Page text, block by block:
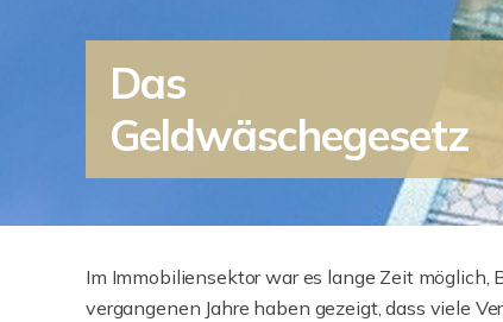
Das
Geldwäschegesetz
Im Immobiliensektor war es lange Zeit möglich,
vergangenen Jahre haben gezeigt, dass viele